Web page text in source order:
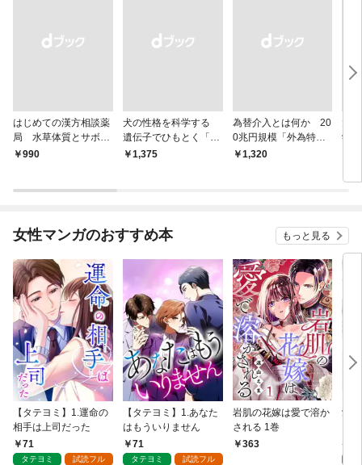
はじめての漢方相談薬
局 水草体質とサボテ
ン体質
￥990
犬の性格を科学する
遺伝子でひもとく「最
良の友」の進化
￥1,375
為替介入とは何か 20
0兆円規模「外為特
会」が生まれた謎
￥1,320
学
女性マンガのおすすめ本 もっと見る
【タテヨミ】1.運命の
相手は上司だった
71
タテヨミ 試読フル
【タテヨミ】1.あなた
はもういりません
71
タテヨミ 試読フル
岩肌の花嫁は愛で溶か
される 1巻
363
愛